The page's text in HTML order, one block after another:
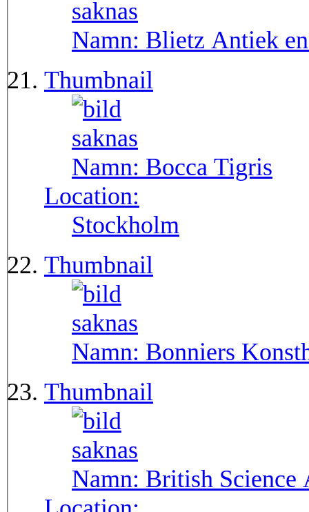
Namn: Blietz Antiek
Thumbnail
Namn: Bocca Tigris
Location:
Stockholm
Thumbnail
Namn: Bonniers
Thumbnail
Namn: British Science